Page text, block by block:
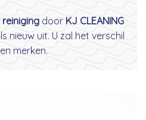
door KJ CLEANING
nieuw uit. U zal het verschil
merken.